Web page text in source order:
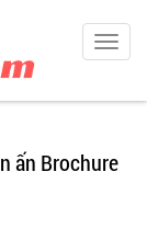
ấn Brochure